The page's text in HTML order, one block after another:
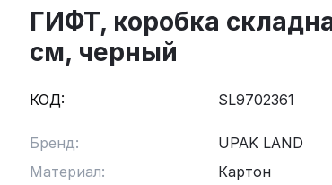
ГИФТ, коробка
см, черный
КОД: SL9702361
Бренд:
UPAK LAND
Материал:
Картон